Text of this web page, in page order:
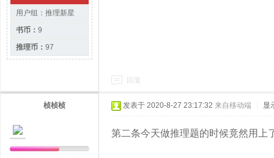
用户组： 推理新星
书币： 9
推理币： 97
回复
桢桢桢 发表于 2020-8-27 23:17:32 来自移动端 显
第二条今天做推理题的时候竟然用上